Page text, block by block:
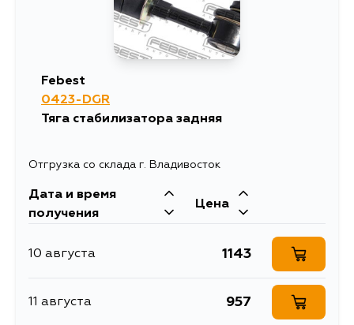
Febest
0423-DGR
Тяга стабилизатора задняя
Отгрузка со склада г. Владивосток
Дата и время
получения
Цена
10 августа 1143
11 августа 957